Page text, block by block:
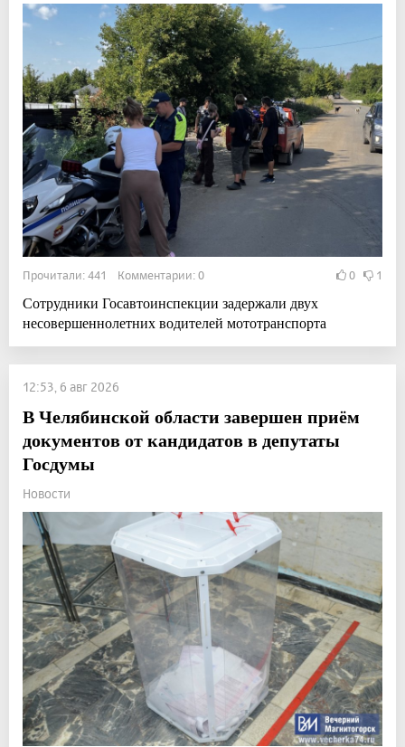
Прочитали: 441 Комментарии: 0 0 1
Сотрудники Госавтоинспекции задержали двух
несовершеннолетних водителей мототранспорта
12:53, 6 авг 2026
В Челябинской области завершен приём
документов от кандидатов в депутаты
Госдумы
Новости